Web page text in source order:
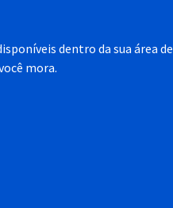
dentro da sua área de
mora.